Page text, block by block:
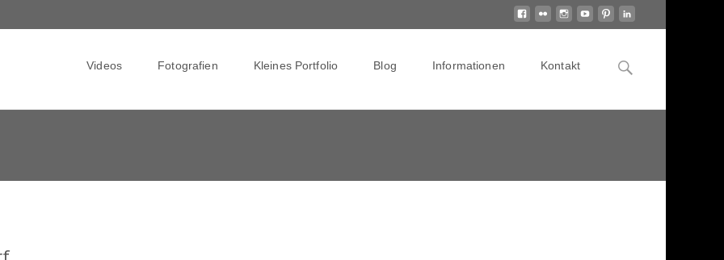
Videos Fotografien Kleines Portfolio Blog Informationen Kontakt
Search